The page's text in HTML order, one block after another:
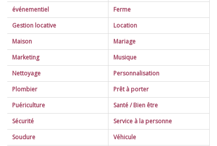
Annuaires(4)
Communication(4)
Informatique
événementiel
Ferme
Gestion locative
Location
Taxi(5)
Maison
Cuisine(4)
Décoration(7)
Electroménager
Immobilier
Mariage
Animation
Marketing
Musique
Nettoyage
Personnalisation
Plombier
Prêt à porter
Puériculture
Santé / Bien être
Infirmier (5)
Kinésithérapie(1)
Sécurité
Service à la personne
Soudure
Véhicule